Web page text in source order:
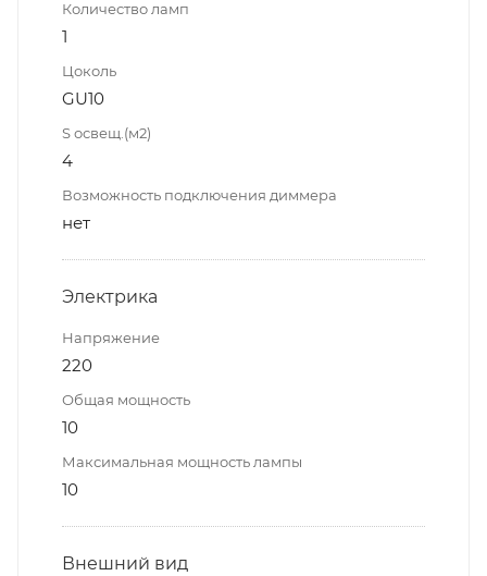
Количество ламп
1
Цоколь
GU10
S освещ.(м2)
4
Возможность подключения диммера
нет
Электрика
Напряжение
220
Общая мощность
10
Максимальная мощность лампы
10
Внешний вид